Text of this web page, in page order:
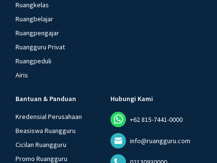
Ruangkelas
Ruangbelajar
Ruangpengajar
Ruangguru Privat
Ruangpeduli
Airis
Bantuan & Panduan
Kredensial Perusahaan
Beasiswa Ruangguru
Cicilan Ruangguru
Promo Ruangguru
Hubungi Kami
+62 815-7441-0000
info@ruangguru.com